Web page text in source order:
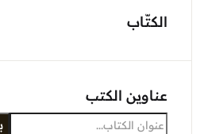
الكتّاب
عناوين الكتب